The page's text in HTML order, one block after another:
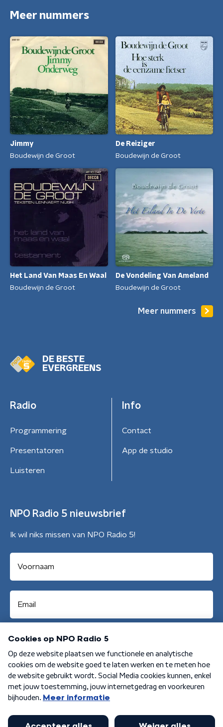
Meer nummers
Jimmy
Boudewijn de Groot
De Reiziger
Boudewijn de Groot
Het Land Van Maas En Waal
Boudewijn de Groot
De Vondeling Van Ameland
Boudewijn de Groot
Meer nummers
DE BESTE
EVERGREENS
Radio
Programmering
Presentatoren
Luisteren
Info
Contact
App de studio
NPO Radio 5 nieuwsbrief
Ik wil niks missen van NPO Radio 5!
Aanmelden
Algemene voorwaarden